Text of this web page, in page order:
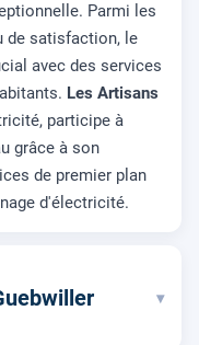
Parmi les
de satisfaction, le
avec des services
Les Artisans
participe à
grâce à son
de premier plan
d'électricité.
▾